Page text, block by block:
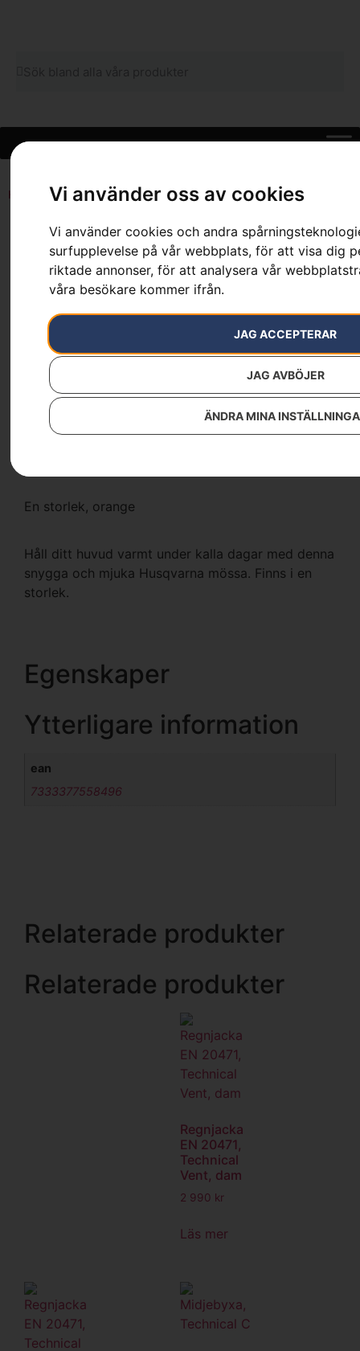
Vi använder oss av cookies
Vi använder cookies och andra
surfupplevelse på vår webbplats, för att visa dig
riktade annonser, för att analysera vår
våra besökare kommer ifrån.
JAG ACCEPTERAR
JAG AVBÖJER
ÄNDRA MINA
Hem Webbutik»Husqvarna mössa
Husqvarna mössa
Artikelnummer:
Kategorier:
Fritidskläder Xplorer
Skor & Kläder
En storlek, orange
Håll ditt huvud varmt under kalla dagar med denna
snygga och mjuka Husqvarna mössa. Finns i en
storlek.
Egenskaper
Ytterligare information
ean
7333377558496
Relaterade produkter
Relaterade produkter
Regnjacka
EN 20471,
Technical
Vent, dam
2 990 kr
Läs mer